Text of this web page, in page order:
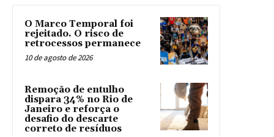
O Marco Temporal foi
rejeitado. O risco de
retrocessos permanece
10 de agosto de 2026
Remoção de entulho
dispara 34% no Rio de
Janeiro e reforça o
desafio do descarte
correto de resíduos